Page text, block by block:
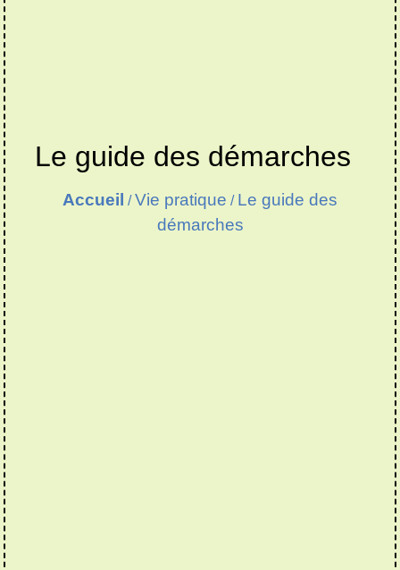
Le guide des démarches
Accueil /Vie pratique / Le guide des
démarches